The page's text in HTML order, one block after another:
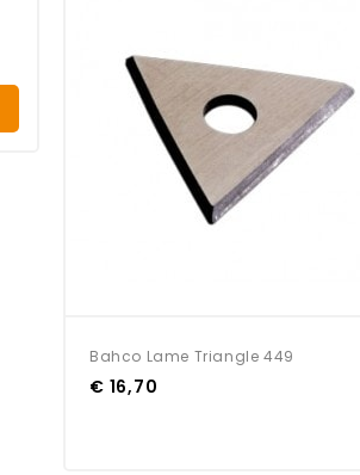
Bahco Lame Triangle 449
€ 16,70